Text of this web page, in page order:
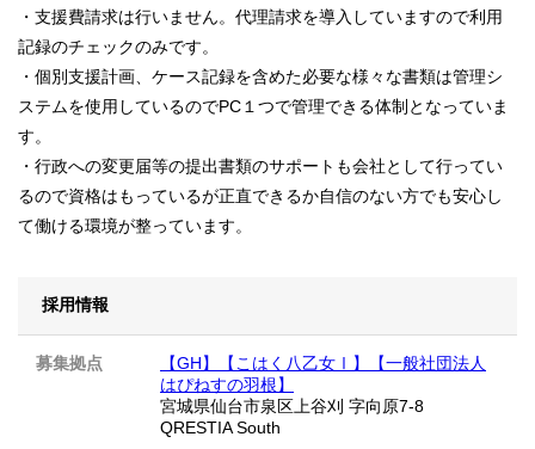
・支援費請求は行いません。代理請求を導入していますので利用
記録のチェックのみです。
・個別支援計画、ケース記録を含めた必要な様々な書類は管理シ
ステムを使用しているのでPC１つで管理できる体制となっていま
す。
・行政への変更届等の提出書類のサポートも会社として行ってい
るので資格はもっているが正直できるか自信のない方でも安心し
て働ける環境が整っています。
採用情報
募集拠点
【GH】【こはく八乙女Ⅰ】【一般社団法人
はぴねすの羽根】
宮城県仙台市泉区上谷刈 字向原7-8
QRESTIA South